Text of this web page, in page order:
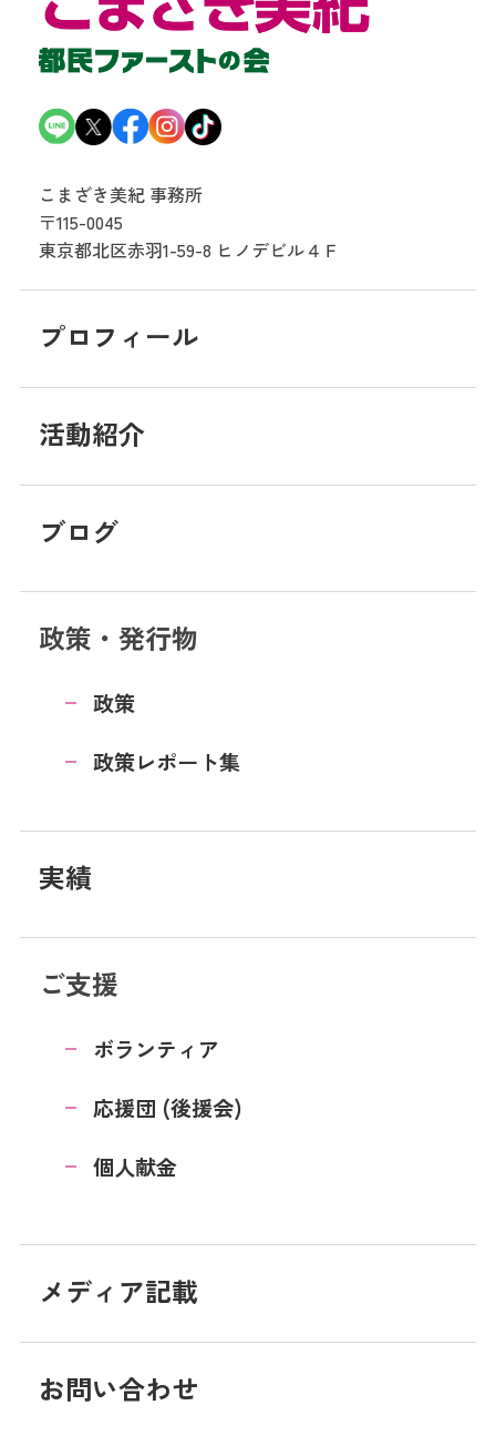
こまざき美紀 事務所
〒115-0045
東京都北区赤羽1-59-8 ヒノデビル４Ｆ
プロフィール
活動紹介
ブログ
政策・発行物
政策
政策レポート集
実績
ご支援
ボランティア
応援団 (後援会)
個人献金
メディア記載
お問い合わせ